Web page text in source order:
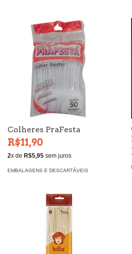
Colheres PraFesta
R$11,90
2x de R$5,95 sem juros
EMBALAGENS E DESCARTÁVEIS